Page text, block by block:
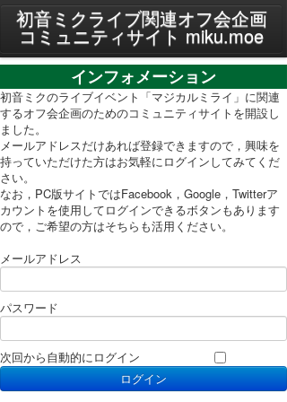
MENU
プライバシーポリシー
利用規約
PC表示に切り替え
初音ミクライブ関連オフ会企画
コミュニティサイト miku.moe
インフォメーション
初音ミクのライブイベント「マジカルミライ」に関連
するオフ会企画のためのコミュニティサイトを開設し
ました。
メールアドレスだけあれば登録できますので，興味を
持っていただけた方はお気軽にログインしてみてくだ
さい。
なお，PC版サイトではFacebook，Google，Twitterア
カウントを使用してログインできるボタンもあります
ので，ご希望の方はそちらも活用ください。
メールアドレス
パスワード
次回から自動的にログイン